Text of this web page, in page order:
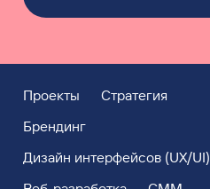
Проекты
Стратегия
Брендинг
Дизайн интерфейсов (UX/UI)